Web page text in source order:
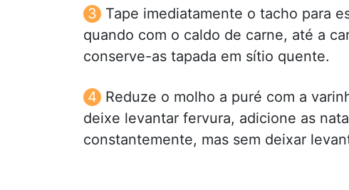
Tape imediatamente o tacho para
quando com o caldo de carne, até a
conserve-as tapada em sítio quente.
Reduze o molho a puré com a
deixe levantar fervura, adicione as
constantemente, mas sem deixar